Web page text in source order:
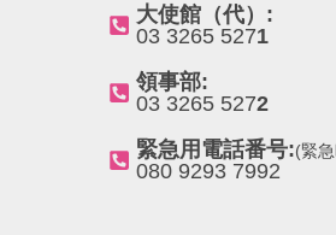
大使館（代）:
03 3265 5271
領事部:
03 3265 5272
緊急用電話番号:(緊
080 9293 7992